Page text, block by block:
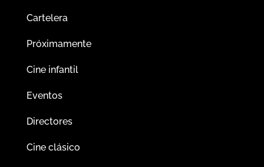
Cartelera
Próximamente
Cine infantil
Eventos
Directores
Cine clásico